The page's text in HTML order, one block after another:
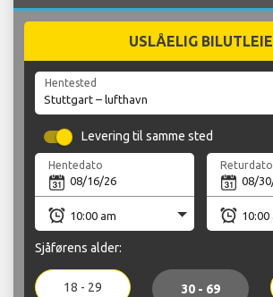
USLÅELIG BILUTLEIE
Hentested
Levering til samme sted
Hentedato Returdato
Sjåførens alder:
18 - 29 30 - 69